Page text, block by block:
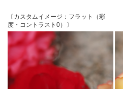
〔カスタムイメージ：フラット（彩
度・コントラスト0）〕